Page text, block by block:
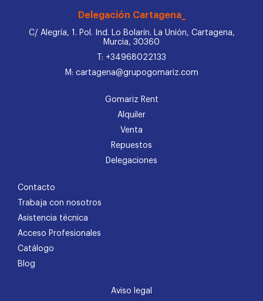
Delegación Cartagena_
C/ Alegría, 1. Pol. Ind. Lo Bolarín. La Unión, Cartagena,
Murcia, 30360
T: +34968022133
M: cartagena@grupogomariz.com
Gomariz Rent
Alquiler
Venta
Repuestos
Delegaciones
Contacto
Trabaja con nosotros
Asistencia técnica
Acceso Profesionales
Catálogo
Blog
Aviso legal